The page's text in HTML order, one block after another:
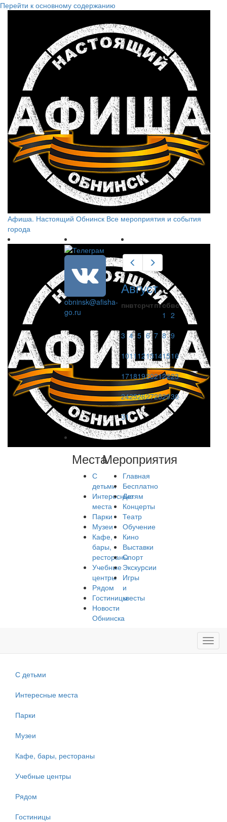
Перейти к основному содержанию
Афиша. Настоящий Обнинск Все мероприятия и события
города
obninsk@afisha-
go.ru
Предыдущий
Август
пнвтсрчтптсбвс
1 2
3 4 5 6 7 8 9
1011 1213141516
17181920212223
24252627282930
31
Места
С
детьми
Интересные
места
Парки
Музеи
Кафе,
бары,
рестораны
Учебные
центры
Рядом
Гостиницы
Новости
Обнинска
Мероприятия
Главная
Бесплатно
Детям
Концерты
Театр
Обучение
Кино
Выставки
Спорт
Экскурсии
Игры
и
квесты
С детьми
Интересные места
Парки
Музеи
Кафе, бары, рестораны
Учебные центры
Рядом
Гостиницы